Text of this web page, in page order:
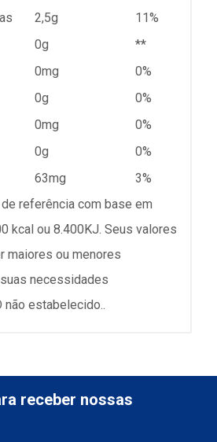
2,5g
11%
0g
**
0mg
0%
0g
0%
0mg
0%
0g
0%
63mg
3%
referência com base em
kcal ou 8.400KJ. Seus valores
maiores ou menores
necessidades
estabelecido..
receber nossas